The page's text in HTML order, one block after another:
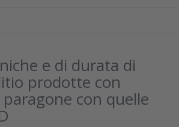
e di durata di
prodotte con
con quelle